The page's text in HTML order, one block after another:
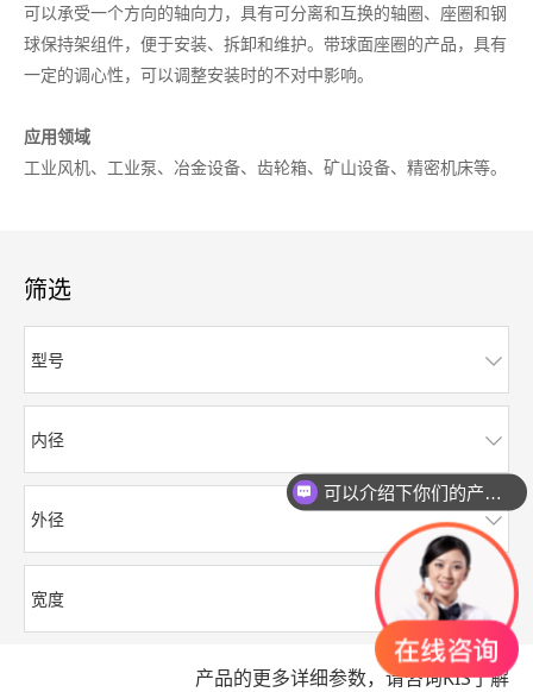
可以承受一个方向的轴向力，具有可分离和互换的轴圈、座圈和钢
球保持架组件，便于安装、拆卸和维护。带球面座圈的产品，具有
一定的调心性，可以调整安装时的不对中影响。
应用领域
工业风机、工业泵、冶金设备、齿轮箱、矿山设备、精密机床等。
筛选
型号
内径
外径
宽度
产品的更多详细参数，请咨询KIS了解